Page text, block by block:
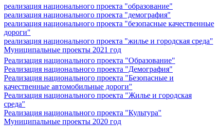
реализация национального проекта "образование"
реализация национального проекта "демография"
реализация национального проекта "безопасные качественные
дороги"
реализация национального проекта "жилье и городская среда"
Муниципальные проекты 2021 год
Реализация национального проекта "Образование"
Реализация национального проекта "Демография"
Реализация национального проекта "Безопасные и
качественные автомобильные дороги"
Реализация национального проекта "Жилье и городская
среда"
Реализация национального проекта "Культура"
Муниципальные проекты 2020 год